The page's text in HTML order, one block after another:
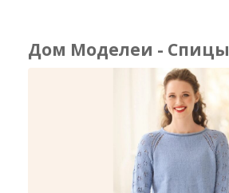
Дом Моделеи - Спицы